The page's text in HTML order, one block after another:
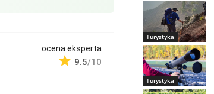
ocena eksperta
9.5/10
Turystyka
Turystyka